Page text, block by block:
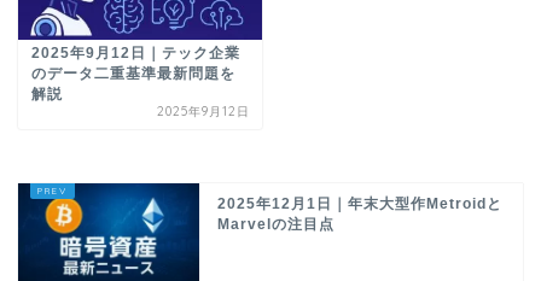
2025年9月12日｜テック企業
のデータ二重基準最新問題を
解説
2025年9月12日
2025年12月1日｜年末大型作Metroidと
Marvelの注目点